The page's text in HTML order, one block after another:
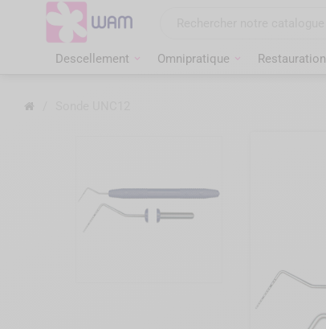
Descellement Omnipratique Restauration